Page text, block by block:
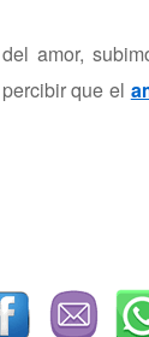
amor,
que el